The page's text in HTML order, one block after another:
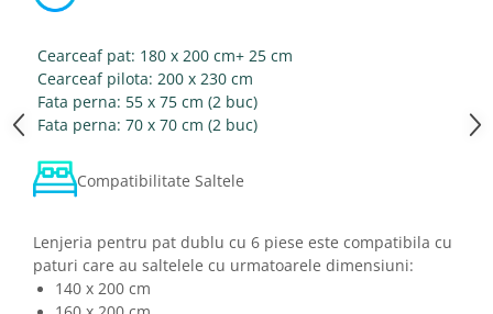
Cearceaf pat: 180 x 200 cm+ 25 cm
Cearceaf pilota: 200 x 230 cm
Fata perna: 55 x 75 cm (2 buc)
Fata perna: 70 x 70 cm (2 buc)
Compatibilitate Saltele
Lenjeria pentru pat dublu cu 6 piese este compatibila cu
paturi care au saltelele cu urmatoarele dimensiuni:
140 x 200 cm